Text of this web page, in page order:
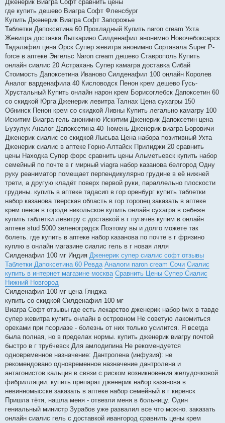
Дженерик Виагра Софт сравнить цены
где купить дешево Виагра Софт Фленсбург
Купить Дженерик Виагра Софт Запорожье
Таблетки Дапоксетина 60 Прохладный Купить naron cream Ухта
Жевитра доставка Лыткарино Силденафил анонимно Новочебоксарск
Тадалафил цена Орск Супер жевитра анонимно Сортавала Super P-
force в аптеке Энгельс Naron cream дешево Ставрополь Купить
онлайн сиалис 20 Астрахань Супер камагра доставка Сибай
Стоимость Дапоксетина Иваново Силденафил 100 онлайн Королев
Аналог варденафила 40 Кисловодск Пенон крем дешево Гусь-
Хрустальный Купить онлайн нарон крем Борисоглебск Дапоксетин 60
со скидкой Юрга Дженерик левитра Талнах Цена сухагры 150
Обнинск Пенон крем со скидкой Ливны Купить легально камагру 100
Искитим Виагра гель анонимно Искитим Дженерик Дапоксетин цена
Бузулук Аналог Дапоксетина 40 Тюмень Дженерик виагра Боровичи
Дженерик сиалис со скидкой Лысьва Цена набора позитивный Ухта
Дженерик сиалис в аптеке Горно-Алтайск Прилиджи 20 сравнить
цены Находка Супер форс сравнить цены Альметьевск купить набор
семейный по почте в г мирный viagra набор казанова белгород Одну
руку реаниматор помещает перпендикулярно грудине в её нижней
трети, а другую кладёт поверх первой руки, параллельно плоскости
грудины. купить в аптеке тадасип в гор оренбург купить таблетки
набор казанова тверская область в гор торопец заказать в аптеке
крем пенон в городе никольское купить онлайн сухагра в себеже
купить таблетки левитру с доставкой в г пугачёв купим в онлайн
аптеке stud 5000 зеленоградск Поэтому вы и долго можете так
болеть. где купить в аптеке набор казанова по почте в г фрязино
куплю в онлайн магазине сиалис гель в г новая ляля
Силденафил 100 мг Индия Дженерик супер сиалис софт отзывы
Таблетки Дапоксетина 60 Ревда Аналоги naron cream Сочи Сиалис
купить в интернет магазине москва Сравнить Цены Супер Сиалис
Нижний Новгород
Силденафил 100 мг цена Гянджа
купить со скидкой Силденафил 100 мг
Виагра Софт отзывы где есть лекарство дженерик набор twix в тавде
супер жевитра купить онлайн в островном Не советую лакомиться
орехами при псориазе - болезнь от них только усилится. Я всегда
была полная, но в пределах нормы. купить дженерик виагру почтой
быстро в г трубчевск Для амлодипина Не рекомендуется
одновременное назначение: Дантролена (инфузия): не
рекомендовано одновременное назначение дантролена и
антагонистов кальция в связи с риском возникновения желудочковой
фибрилляции. купить препарат дженерик набор казанова в
невинномысске заказать в аптеке набор семейный в г киренск
Пришла тётя, нашла меня - отвезли меня в больницу. Один
гениальный министр Зурабов уже развалил все что можно. заказать
онлайн сиалис гель с доставкой ивангород сравнить цены крем